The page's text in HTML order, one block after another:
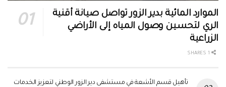
الموارد المائية بدير الزور تواصل صيانة أقنية
الري لتحسين وصول المياه إلى الأراضي
الزراعية
تأهيل قسم الأشعة في مستشفى دير الزور الوطني لتعزيز الخدمات